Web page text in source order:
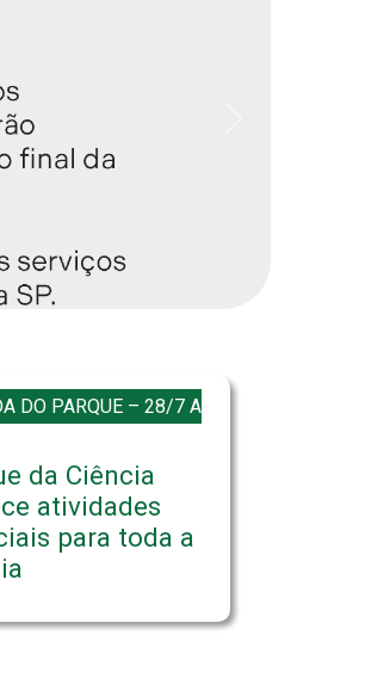
DO PARQUE – 28/7 A
da Ciência
atividades
para toda a